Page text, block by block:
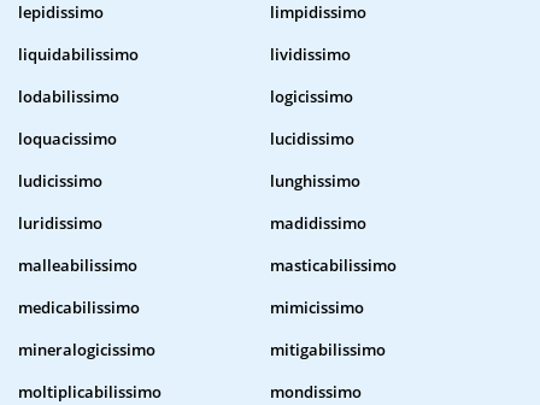
lepidissimo
limpidissimo
liquidabilissimo
lividissimo
lodabilissimo
logicissimo
loquacissimo
lucidissimo
ludicissimo
lunghissimo
luridissimo
madidissimo
malleabilissimo
masticabilissimo
medicabilissimo
mimicissimo
mineralogicissimo
mitigabilissimo
moltiplicabilissimo
mondissimo